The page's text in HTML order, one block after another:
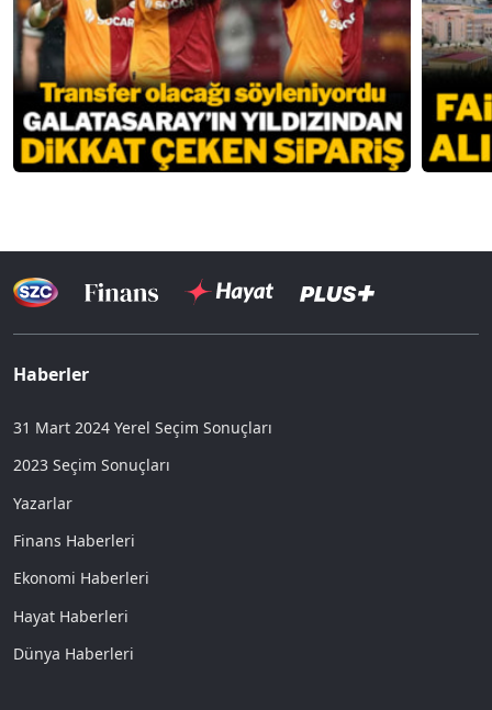
Haberler
31 Mart 2024 Yerel Seçim Sonuçları
2023 Seçim Sonuçları
Yazarlar
Finans Haberleri
Ekonomi Haberleri
Hayat Haberleri
Dünya Haberleri